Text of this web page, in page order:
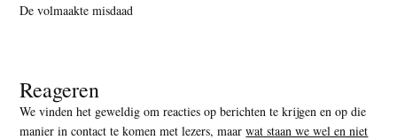
De volmaakte misdaad
Reageren
We vinden het geweldig om reacties op berichten te krijgen en op die
manier in contact te komen met lezers, maarwat staan we wel en niet